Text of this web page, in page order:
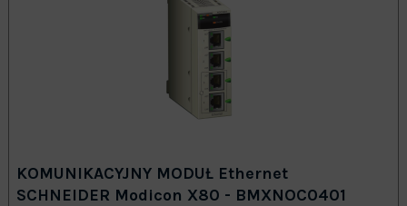
KOMUNIKACYJNY MODUŁ Ethernet
SCHNEIDER Modicon X80 - BMXNOC0401